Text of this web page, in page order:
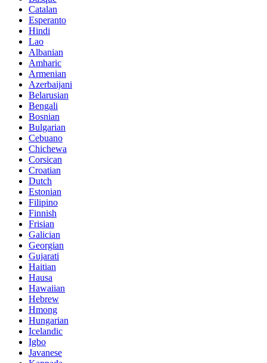
Catalan
Esperanto
Hindi
Lao
Albanian
Amharic
Armenian
Azerbaijani
Belarusian
Bengali
Bosnian
Bulgarian
Cebuano
Chichewa
Corsican
Croatian
Dutch
Estonian
Filipino
Finnish
Frisian
Galician
Georgian
Gujarati
Haitian
Hausa
Hawaiian
Hebrew
Hmong
Hungarian
Icelandic
Igbo
Javanese